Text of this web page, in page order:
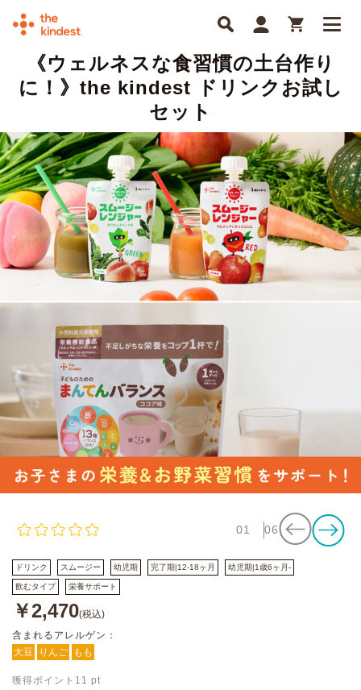
《ウェルネスな食習慣の土台作り
に！》the kindest ドリンクお試し
セット
01 06
ドリンク スムージー 幼児期 完了期|12-18ヶ月 幼児期|1歳6ヶ月-
飲むタイプ 栄養サポート
￥2,470(税込)
含まれるアレルゲン：
大豆
りんご もも
獲得ポイント 11 pt